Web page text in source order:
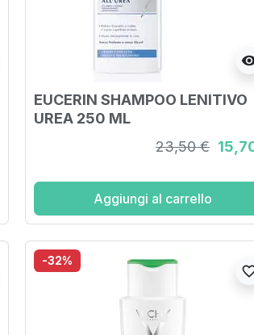
EUCERIN SHAMPOO LENITIVO
UREA 250 ML
23,50 €
Aggiungi al carrello
-32%